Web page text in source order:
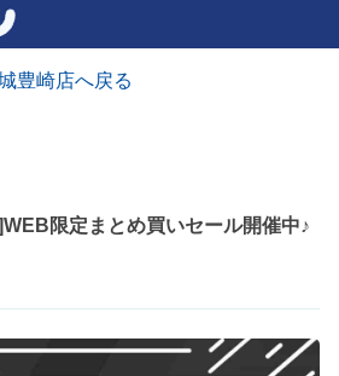
豊崎店へ戻る
限定まとめ買いセール開催中♪